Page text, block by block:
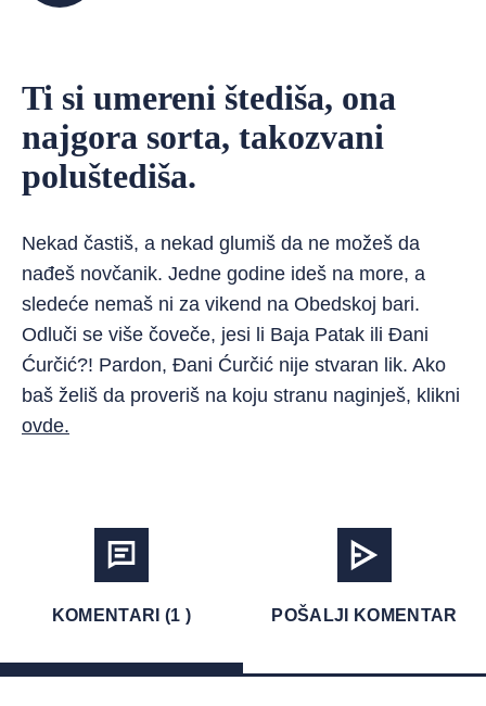
Ti si umereni štediša, ona
najgora sorta, takozvani
poluštediša.
Nekad častiš, a nekad glumiš da ne možeš da
nađeš novčanik. Jedne godine ideš na more, a
sledeće nemaš ni za vikend na Obedskoj bari.
Odluči se više čoveče, jesi li Baja Patak ili Đani
Ćurčić?! Pardon, Đani Ćurčić nije stvaran lik. Ako
baš želiš da proveriš na koju stranu naginješ, klikni
ovde.
KOMENTARI (1 ) POŠALJI KOMENTAR